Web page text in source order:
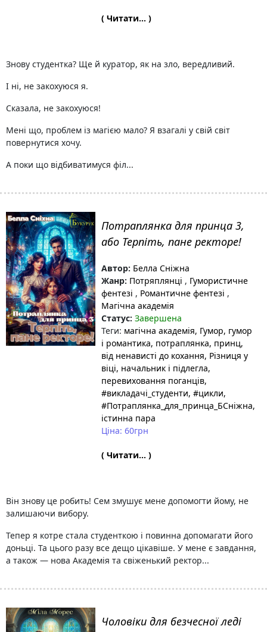
( Читати... )
Знову студентка? Ще й куратор, як на зло, вередливий.
І ні, не закохуюся я.
Сказала, не закохуюся!
Мені що, проблем із магією мало? Я взагалі у свій світ
повернутися хочу.
А поки що відбиватимуся філ...
Потраплянка для принца 3,
або Терпіть, пане ректоре!
Автор: Белла Сніжна
Жанр: Потряплянці , Гумористичне
фентезі , Романтичне фентезі ,
Магічна академія
Статус: Завершена
Теги: магічна академія, Гумор, гумор
і романтика, потраплянка, принц,
від ненависті до кохання, Різниця у
віці, начальник і підлегла,
перевиховання поганців,
#викладачі_студенти, #цикли,
#Потраплянка_для_принца_БСніжна,
істинна пара
Ціна: 60грн
( Читати... )
Він знову це робить! Сем змушує мене допомогти йому, не
залишаючи вибору.
Тепер я котре стала студенткою і повинна допомагати його
доньці. Та цього разу все дещо цікавіше. У мене є завдання,
а також — нова Академія та свіженький ректор...
Чоловіки для безчесної леді